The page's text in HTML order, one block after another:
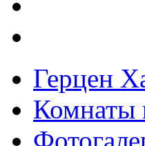
Герцен
Комнаты